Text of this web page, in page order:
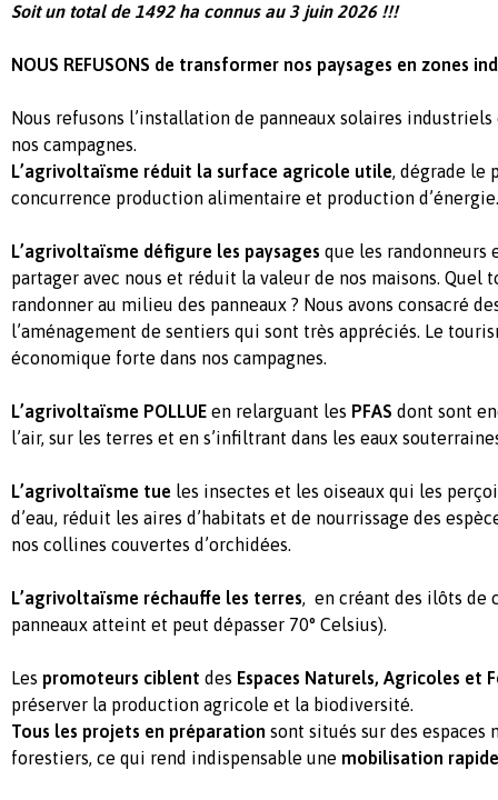
Soit un total de 1492 ha connus au 3 juin 2026 !!!
NOUS REFUSONS de transformer nos paysages en zones
Nous refusons l’installation de panneaux solaires
nos campagnes.
L’agrivoltaïsme réduit la surface agricole utile, dégrade le
concurrence production alimentaire et production d’énergie.
L’agrivoltaïsme défigure les paysages que les randonneurs
partager avec nous et réduit la valeur de nos maisons. Quel
randonner au milieu des panneaux ? Nous avons consacré
l’aménagement de sentiers qui sont très appréciés. Le
économique forte dans nos campagnes.
L’agrivoltaïsme POLLUE en relarguant les PFAS dont sont
l’air, sur les terres et en s’infiltrant dans les eaux
L’agrivoltaïsme tue les insectes et les oiseaux qui les
d’eau, réduit les aires d’habitats et de nourrissage des
nos collines couvertes d’orchidées.
L’agrivoltaïsme réchauffe les terres, en créant des ilôts de
panneaux atteint et peut dépasser 70° Celsius).
Les promoteurs ciblent des Espaces Naturels, Agricoles et
préserver la production agricole et la biodiversité.
Tous les projets en préparation sont situés sur des espaces
forestiers, ce qui rend indispensable une mobilisation rapide